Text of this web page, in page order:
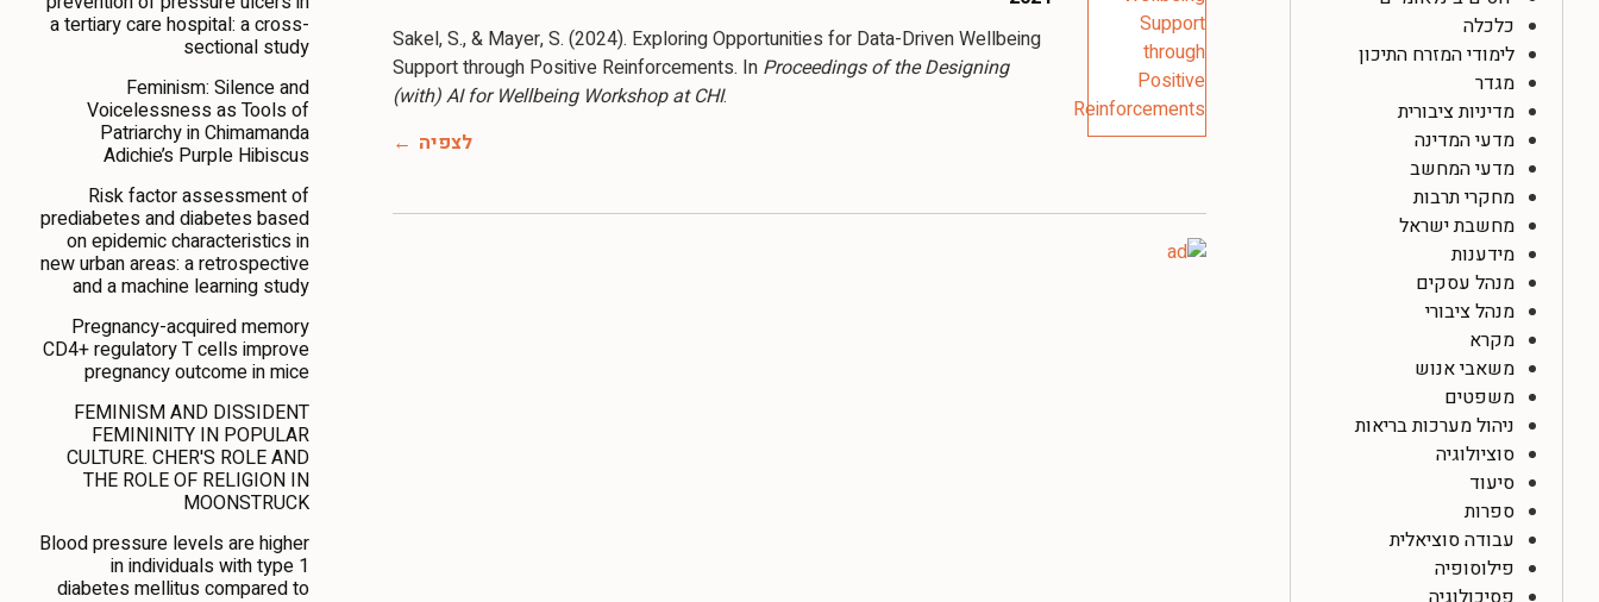
כלכלה
לימודי המזרח התיכון
מגדר
מדיניות ציבורית
מדעי המדינה
מדעי המחשב
מחקרי תרבות
מחשבת ישראל
מידענות
מנהל עסקים
מנהל ציבורי
מקרא
משאבי אנוש
משפטים
ניהול מערכות בריאות
סוציולוגיה
סיעוד
ספרות
עבודה סוציאלית
פילוסופיה
Sakel, S., & Mayer, S. (2024). Exploring Opportunities for Data-Driven Wellbeing
Support through Positive Reinforcements. In Proceedings of the Designing
(with) AI for Wellbeing Workshop at CHI.
לצפיה
a tertiary care hospital: a cross-
sectional study
Feminism: Silence and
Voicelessness as Tools of
Patriarchy in Chimamanda
Adichie’s Purple Hibiscus
Risk factor assessment of
prediabetes and diabetes based
on epidemic characteristics in
new urban areas: a retrospective
and a machine learning study
Pregnancy-acquired memory
CD4+ regulatory T cells improve
pregnancy outcome in mice
FEMINISM AND DISSIDENT
FEMININITY IN POPULAR
CULTURE. CHER'S ROLE AND
THE ROLE OF RELIGION IN
MOONSTRUCK
Blood pressure levels are higher
in individuals with type 1
diabetes mellitus compared to